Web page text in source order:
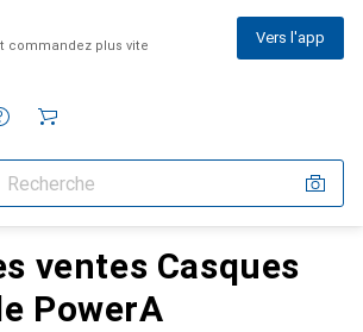
commandez plus vite Vers l'app
ventes Casques
PowerA